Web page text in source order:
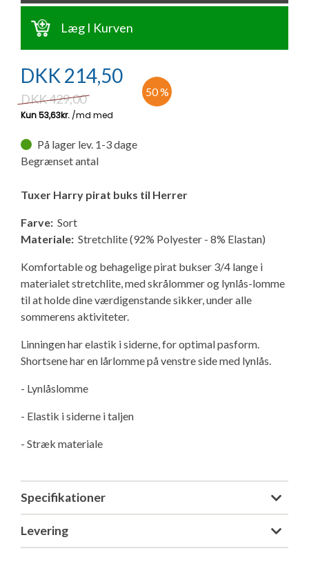
Adria Astella
Next
Hobby Prestige
Hobby Maxia
Ny campingvogn - godt at vide
Lille campingvogn
Finansiering af campingvogn
Vil du sælge din campingvogn?
Brugte telte og udstyr
Isabella Fortelte
Isabella Lufttelte
Isabella weekend- og vinterfortelte
Isabella fortelte til specialvogne
Isabella Opstillingsvejledninger
Camping erhverv
Adria Coral
Adria Compact
Internet i campingvognen
Aircondition og klimaanlæg
Gas-komfort i din campingvogn
Byvand - rindende vand i campingvognen
3 spændende ideer til campingvognen
GPS tracker til autocamper og campingvogn
GRØN Virksomhed
Tuxer måleskemaer
Sikker handel
Klagemuligheder
Handelsbetingelser - webshop
Cookie & Privatlivspolitik
Persondata
GPDR - Optagelse af foto og video
GPDR - KG Camping Kundeklub
Læg I Kurven
DKK 214,50
DKK429,00 50 %
På lager lev. 1-3 dage
Begrænset antal
Tuxer Harry pirat buks til Herrer
Farve: Sort
Materiale: Stretchlite (92% Polyester - 8% Elastan)
Komfortable og behagelige pirat bukser 3/4 lange i
materialet stretchlite, med skrålommer og lynlås-lomme
til at holde dine værdigenstande sikker, under alle
sommerens aktiviteter.
Linningen har elastik i siderne, for optimal pasform.
Shortsene har en lårlomme på venstre side med lynlås.
- Lynlåslomme
- Elastik i siderne i taljen
- Stræk materiale
Specifikationer
Levering